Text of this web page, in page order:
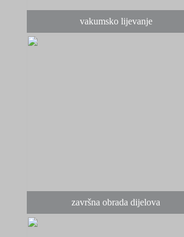
vakumsko lijevanje
završna obrada dijelova